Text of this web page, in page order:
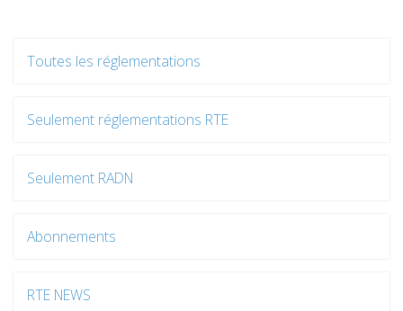
Toutes les réglementations
Seulement réglementations RTE
Seulement RADN
Abonnements
RTE NEWS